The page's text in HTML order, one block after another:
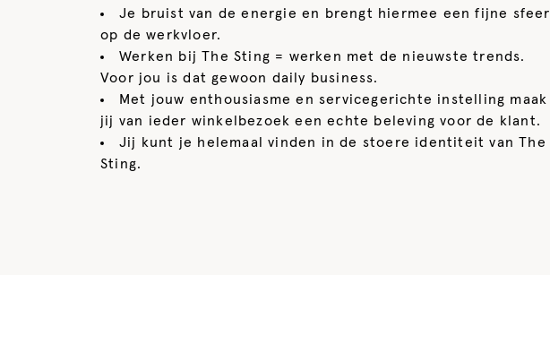
Je bruist van de energie en brengt hiermee een fijne sfeer
op de werkvloer.
Werken bij The Sting = werken met de nieuwste trends.
Voor jou is dat gewoon daily business.
Met jouw enthousiasme en servicegerichte instelling maak
jij van ieder winkelbezoek een echte beleving voor de klant.
Jij kunt je helemaal vinden in de stoere identiteit van The
Sting.